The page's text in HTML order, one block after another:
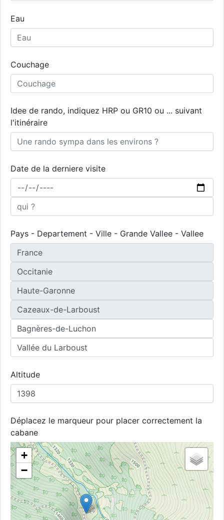
Eau
Couchage
Idee de rando, indiquez HRP ou GR10 ou ... suivant
l'itinéraire
Date de la derniere visite
Pays - Departement - Ville - Grande Vallee - Vallee
Altitude
Déplacez le marqueur pour placer correctement la
cabane
+
−